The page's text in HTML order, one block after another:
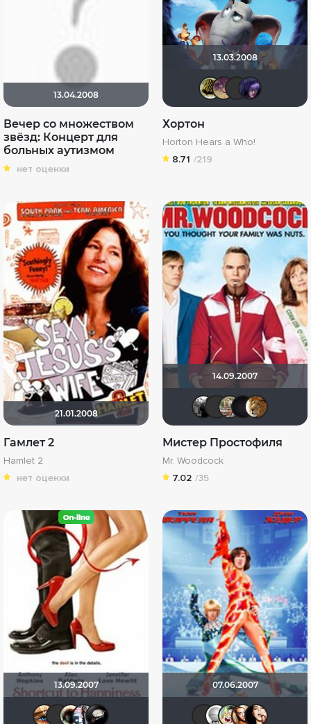
13.04.2008
Вечер со множеством
звёзд: Концерт для
больных аутизмом
нет оценки
13.03.2008
Хортон
Horton Hears a Who!
8.71 /219
21.01.2008
Гамлет 2
Hamlet 2
нет оценки
14.09.2007
Фокс
Мистер Простофиля
Mr. Woodcock
7.02 /35
13.09.2007
Наташа ФилLADYCAT*KS
Davidwebb
07.06.2007
дмитрий